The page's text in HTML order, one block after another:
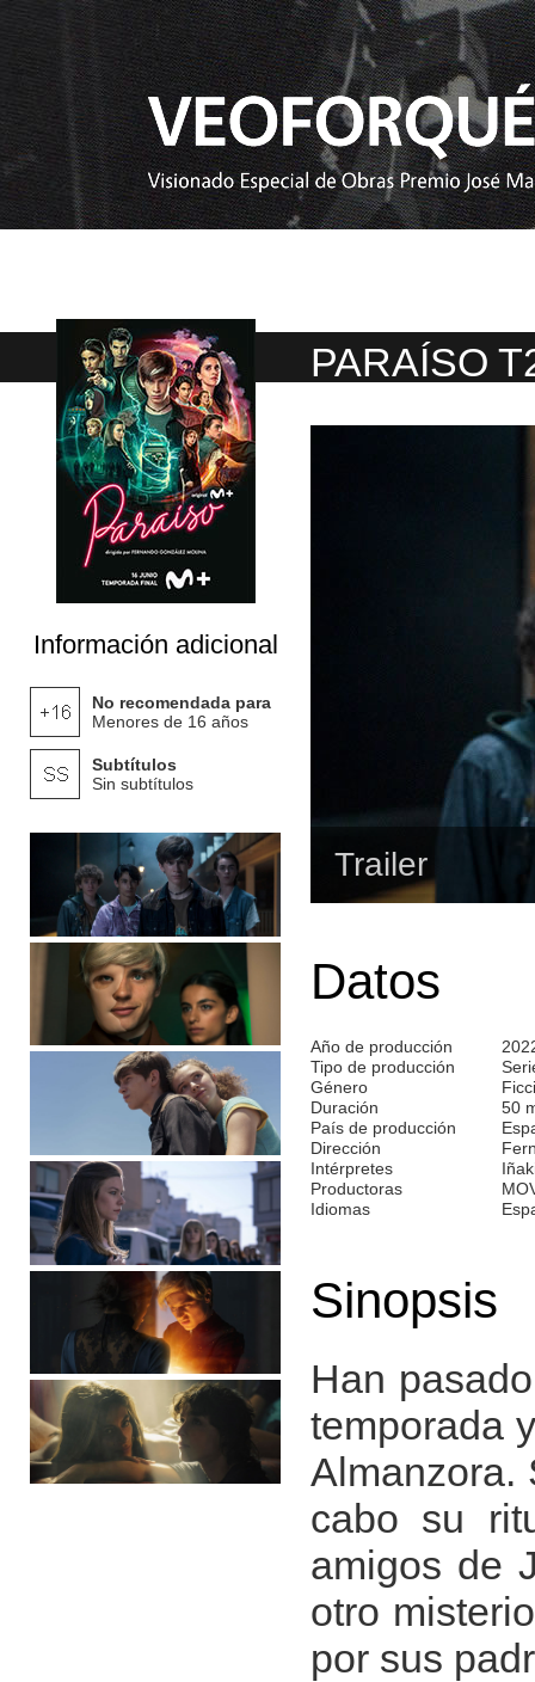
Información adicional
No recomendada para
Menores de 16 años
Subtítulos
Sin subtítulos
PARAÍSO
Trailer
Datos
Año de producción
Tipo de producción
Género
Duración
50
País de producción
Dirección
Intérpretes
Productoras
Idiomas
Sinopsis
Han
temporada
Almanzora.
cabo su
amigos de
otro
por sus